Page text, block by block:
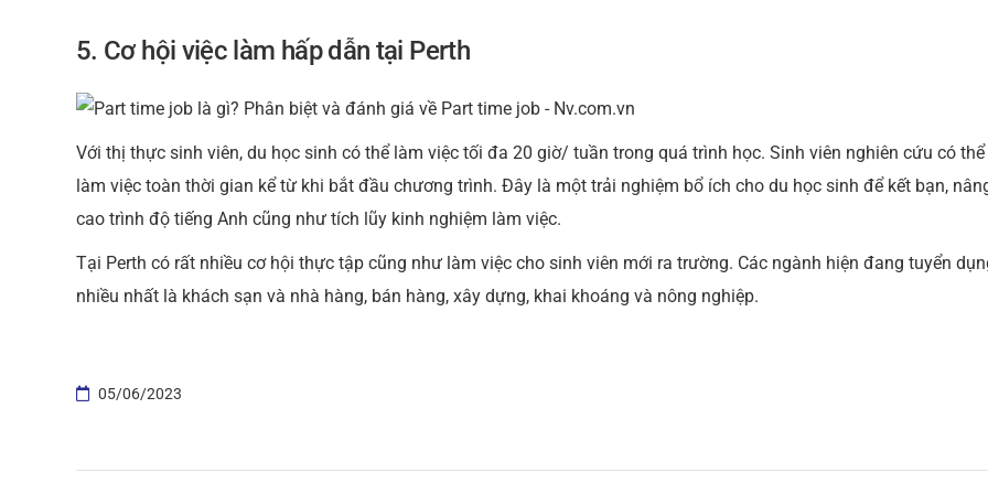
5. Cơ hội việc làm hấp dẫn tại Perth
Với thị thực sinh viên, du học sinh có thể làm việc tối đa 20 giờ/ tuần trong quá trình học. Sinh viên nghiên cứu có thể
làm việc toàn thời gian kể từ khi bắt đầu chương trình. Đây là một trải nghiệm bổ ích cho du học sinh để kết bạn,
cao trình độ tiếng Anh cũng như tích lũy kinh nghiệm làm việc.
Tại Perth có rất nhiều cơ hội thực tập cũng như làm việc cho sinh viên mới ra trường. Các ngành hiện đang tuyển
nhiều nhất là khách sạn và nhà hàng, bán hàng, xây dựng, khai khoáng và nông nghiệp.
05/06/2023